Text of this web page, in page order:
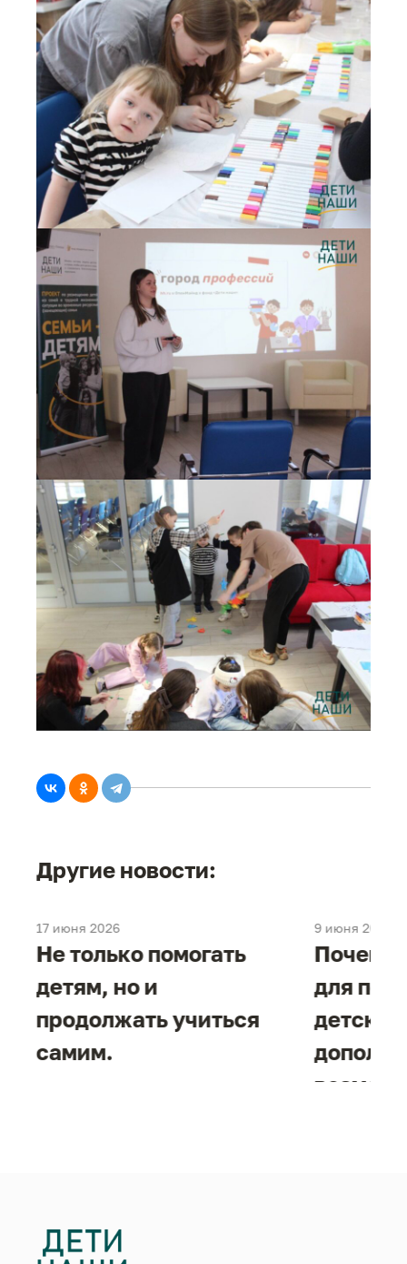
Другие новости:
17 июня 2026
Не только помогать
детям, но и
продолжать учиться
самим.
9 июня 2026
Почему
для